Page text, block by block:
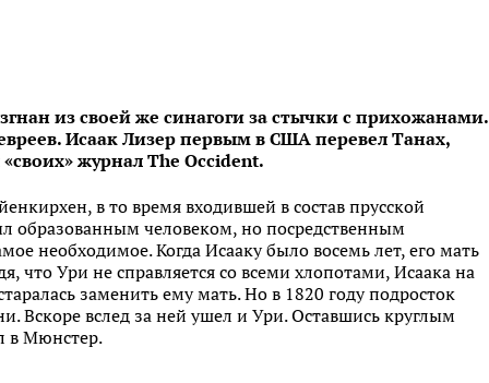
из своей же синагоги за стычки с прихожанами.
Исаак Лизер первым в США перевел Танах,
журнал The Occident.
в то время входившей в состав прусской
образованным человеком, но посредственным
необходимое. Когда Исааку было восемь лет, его мать
что Ури не справляется со всеми хлопотами, Исаака на
заменить ему мать. Но в 1820 году подросток
Вскоре вслед за ней ушел и Ури. Оставшись круглым
в Мюнстер.